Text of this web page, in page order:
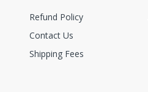
Refund Policy
Contact Us
Shipping Fees